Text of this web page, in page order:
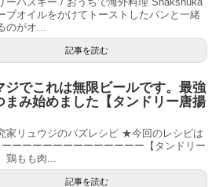
ブオイルをかけてトーストしたパンと一緒
のがオ...
記事を読む
でこれは無限ビールです。最強
まみ始めました【タンドリー唐揚
家リュウジのバズレシピ ★今回のレシピは
ーーーーーーーーーーーーーー【タンドリー
鶏もも肉...
記事を読む